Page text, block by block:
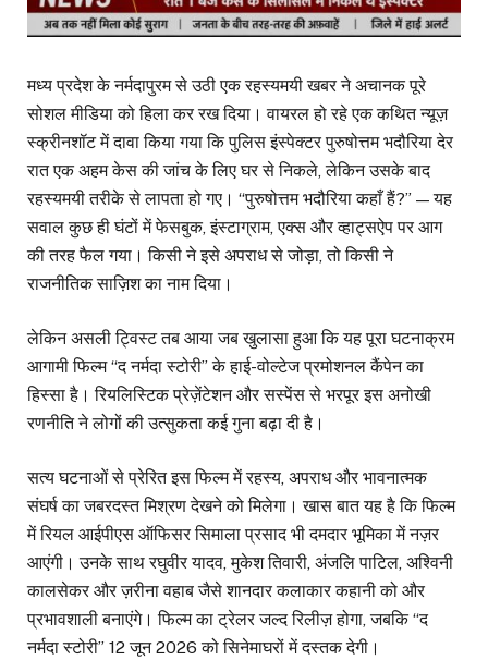
मध्य प्रदेश के नर्मदापुरम से उठी एक रहस्यमयी खबर ने अचानक पूरे
सोशल मीडिया को हिला कर रख दिया। वायरल हो रहे एक कथित न्यूज़
स्क्रीनशॉट में दावा किया गया कि पुलिस इंस्पेक्टर पुरुषोत्तम भदौरिया देर
रात एक अहम केस की जांच के लिए घर से निकले, लेकिन उसके बाद
रहस्यमयी तरीके से लापता हो गए। “पुरुषोत्तम भदौरिया कहाँ हैं?” — यह
सवाल कुछ ही घंटों में फेसबुक, इंस्टाग्राम, एक्स और व्हाट्सऐप पर आग
की तरह फैल गया। किसी ने इसे अपराध से जोड़ा, तो किसी ने
राजनीतिक साज़िश का नाम दिया।
लेकिन असली ट्विस्ट तब आया जब खुलासा हुआ कि यह पूरा घटनाक्रम
आगामी फिल्म “द नर्मदा स्टोरी” के हाई-वोल्टेज प्रमोशनल कैंपेन का
हिस्सा है। रियलिस्टिक प्रेज़ेंटेशन और सस्पेंस से भरपूर इस अनोखी
रणनीति ने लोगों की उत्सुकता कई गुना बढ़ा दी है।
सत्य घटनाओं से प्रेरित इस फिल्म में रहस्य, अपराध और भावनात्मक
संघर्ष का जबरदस्त मिश्रण देखने को मिलेगा। खास बात यह है कि फिल्म
में रियल आईपीएस ऑफिसर सिमाला प्रसाद भी दमदार भूमिका में नज़र
आएंगी। उनके साथ रघुवीर यादव, मुकेश तिवारी, अंजलि पाटिल, अश्विनी
कालसेकर और ज़रीना वहाब जैसे शानदार कलाकार कहानी को और
प्रभावशाली बनाएंगे। फिल्म का ट्रेलर जल्द रिलीज़ होगा, जबकि “द
नर्मदा स्टोरी” 12 जून 2026 को सिनेमाघरों में दस्तक देगी।